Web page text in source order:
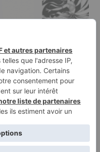
Page à colorier d'un
danseur traditionnel,
danseur…